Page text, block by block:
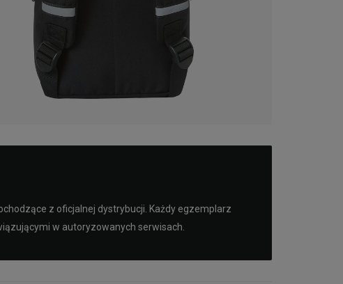
z oficjalnej dystrybucji. Każdy egzemplarz
w autoryzowanych serwisach.